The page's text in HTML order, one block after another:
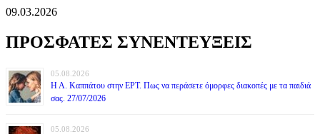
09.03.2026
ΠΡΟΣΦΑΤΕΣ ΣΥΝΕΝΤΕΥΞΕΙΣ
05.08.2026
Η Α. Καππάτου στην ΕΡΤ. Πως να περάσετε όμορφες διακοπές με τα παιδιά
σας. 27/07/2026
05.08.2026